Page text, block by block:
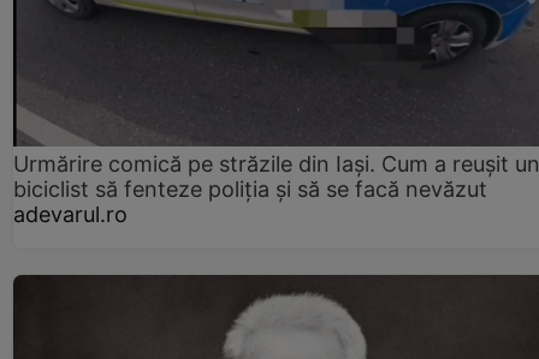
Urmărire comică pe străzile din Iași. Cum a reușit un
biciclist să fenteze poliția și să se facă nevăzut
adevarul.ro